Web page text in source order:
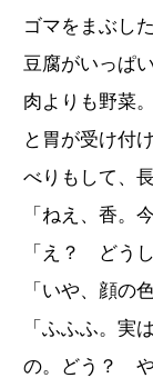
ゴマをまぶし
豆腐がいっぱ
肉よりも野菜
と胃が受け付
べりもして、
「ねえ、香。
「え？ どうし
「いや、顔の
「ふふふ。実
の。どう？ や